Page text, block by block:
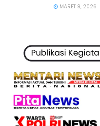
MARET 9, 2026